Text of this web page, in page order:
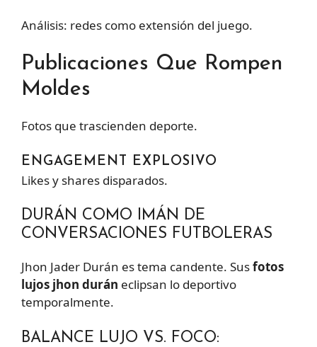
Análisis: redes como extensión del juego.
Publicaciones Que Rompen
Moldes
Fotos que trascienden deporte.
ENGAGEMENT EXPLOSIVO
Likes y shares disparados.
DURÁN COMO IMÁN DE
CONVERSACIONES FUTBOLERAS
Jhon Jader Durán es tema candente. Susfotos
lujos jhon durán eclipsan lo deportivo
temporalmente.
BALANCE LUJO VS. FOCO: